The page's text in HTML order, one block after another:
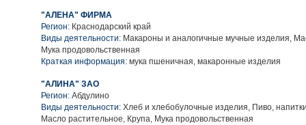
"АЛЕНА" ФИРМА
Регион: Краснодарский край
Виды деятельности: Макароны и аналогичные мучные изделия,
Мука продовольственная
Краткая информация: мука пшеничная, макаронные изделия
"АЛИНА" ЗАО
Регион: Абдулино
Виды деятельности: Хлеб и хлебобулочные изделия, Пиво,
Масло растительное, Крупа, Мука продовольственная